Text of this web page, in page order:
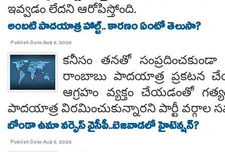
ఇవ్వడం లేదని ఆరోపిస్తోంది.
అంబటి పాదయాత్ర హాల్ట్.. కారణం ఏంటో తెలుసా?
Publish Date:Aug 6, 2026
కనీసం తనతో సంప్రదించకుండా
రాంబాబు పాదయాత్ర ప్రకటన
ఆగ్రహం వ్యక్తం చేయడంతో
పాదయాత్ర విరమించుకున్నారని పార్టీ వర్గాల
బోండా ఉమా వర్సెస్ వైసీపీ..బెజవాడలో హైటెన్షన్?
Publish Date:Aug 6, 2026